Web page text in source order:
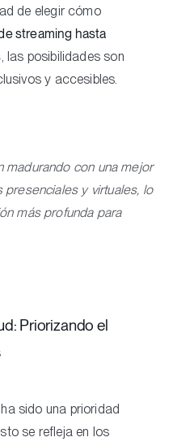
de elegir cómo
streaming hasta
, las posibilidades son
y accesibles.
madurando con una mejor
y virtuales, lo
más profunda para
Priorizando el
sido una prioridad
se refleja en los